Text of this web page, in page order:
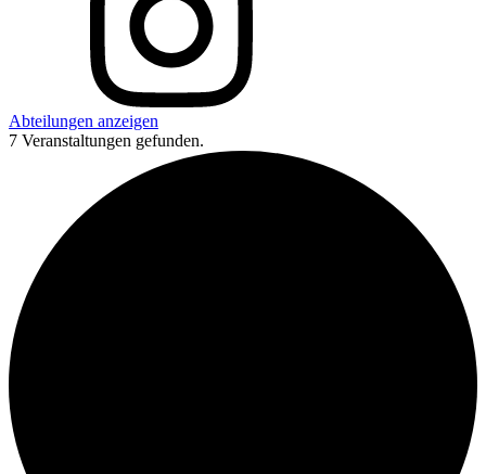
Abteilungen anzeigen
7 Veranstaltungen gefunden.